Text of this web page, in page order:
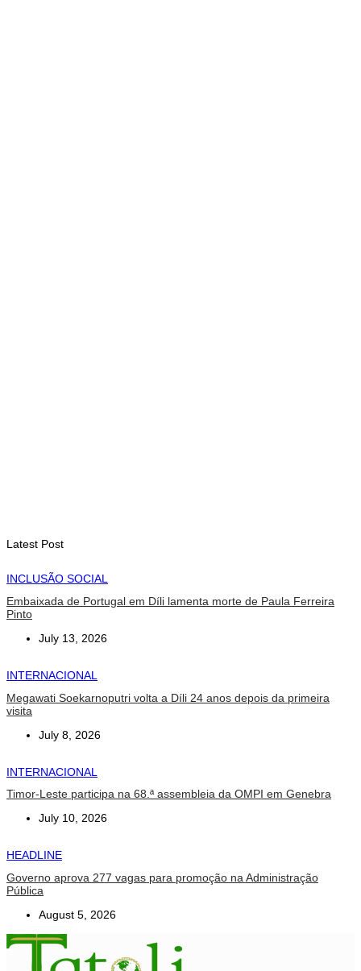
Latest Post
INCLUSÃO SOCIAL
Embaixada de Portugal em Díli lamenta morte de Paula Ferreira
Pinto
July 13, 2026
INTERNACIONAL
Megawati Soekarnoputri volta a Díli 24 anos depois da primeira
visita
July 8, 2026
INTERNACIONAL
Timor-Leste participa na 68.ª assembleia da OMPI em Genebra
July 10, 2026
HEADLINE
Governo aprova 277 vagas para promoção na Administração
Pública
August 5, 2026